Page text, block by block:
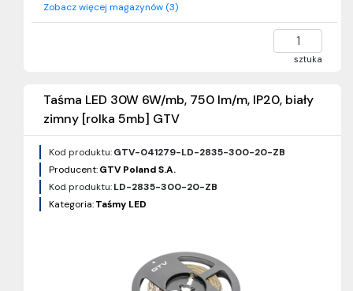
Zobacz więcej magazynów (3)
sztuka
Taśma LED 30W 6W/mb, 750 lm/m, IP20, biały
zimny [rolka 5mb] GTV
Kod produktu:GTV-041279-LD-2835-300-20-ZB
Producent:GTV Poland S.A.
Kod produktu:LD-2835-300-20-ZB
Kategoria:Taśmy LED